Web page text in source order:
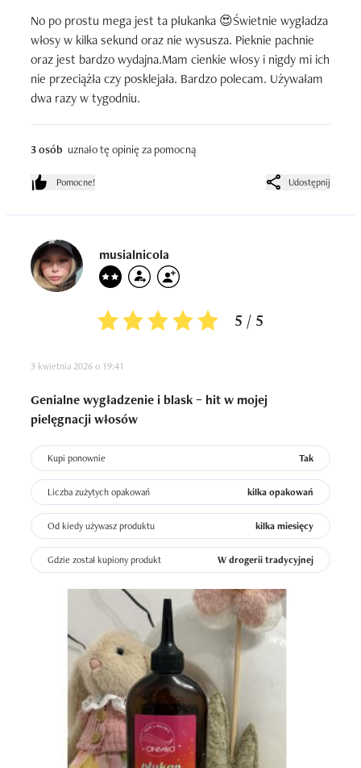
No po prostu mega jest ta płukanka 😍Świetnie wygładza
włosy w kilka sekund oraz nie wysusza. Pieknie pachnie
oraz jest bardzo wydajna.Mam cienkie włosy i nigdy mi ich
nie przeciążła czy posklejała. Bardzo polecam. Używałam
dwa razy w tygodniu.
3 osób uznało tę opinię za pomocną
Pomocne! Udostępnij
musialnicola
5 / 5
3 kwietnia 2026 o 19:41
Genialne wygładzenie i blask – hit w mojej
pielęgnacji włosów
Kupi ponownie Tak
Liczba zużytych opakowań kilka opakowań
Od kiedy używasz produktu kilka miesięcy
Gdzie został kupiony produkt W drogerii tradycyjnej